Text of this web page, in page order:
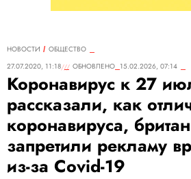
НОВОСТИ
ОБЩЕСТВО
27.07.2020, 11:18
ОБНОВЛЕНО 15.02.2026, 07:14
Коронавирус к 27
рассказали, как
коронавируса,
запретили рекламу
из-за Covid-19